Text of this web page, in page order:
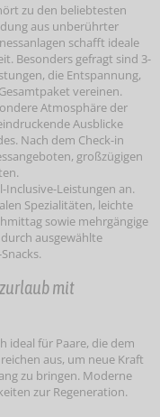
zu den beliebtesten
aus unberührter
schafft ideale
Besonders gefragt sind 3-
die Entspannung,
vereinen.
Atmosphäre der
Ausblicke
Nach dem Check-in
großzügigen
Inclusive-Leistungen an.
Spezialitäten, leichte
sowie mehrgängige
ausgewählte
mit
ideal für Paare, die dem
aus, um neue Kraft
zu bringen. Moderne
zur Regeneration.